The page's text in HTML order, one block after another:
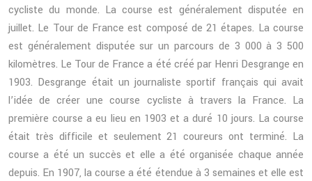
cycliste du monde. La course est généralement disputée en
juillet. Le Tour de France est composé de 21 étapes. La course
est généralement disputée sur un parcours de 3 000 à 3 500
kilomètres. Le Tour de France a été créé par Henri Desgrange en
1903. Desgrange était un journaliste sportif français qui avait
l’idée de créer une course cycliste à travers la France. La
première course a eu lieu en 1903 et a duré 10 jours. La course
était très difficile et seulement 21 coureurs ont terminé. La
course a été un succès et elle a été organisée chaque année
depuis. En 1907, la course a été étendue à 3 semaines et elle est